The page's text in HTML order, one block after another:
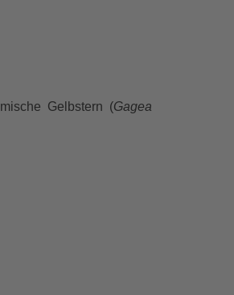
Gelbstern (Gagea